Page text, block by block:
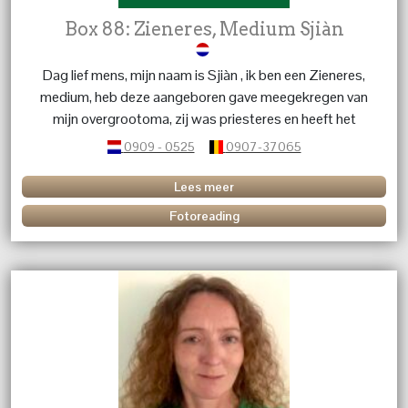
Box 88: Zieneres, Medium Sjiàn
Dag lief mens, mijn naam is Sjiàn , ik ben een Zieneres,
medium, heb deze aangeboren gave meegekregen van
mijn overgrootoma, zij was priesteres en heeft het
stokje doorgeven in de familie ,, ik ben al mijn hele leven
mogen begeleiden bij hun processen , reis in het leven.
Geen vraag is mij te gek, ik kom snel tot de kern daar
waar ik moet zijn, met sterke tijdsaanduidingen. Ik doe
het met alle liefde en bezorgdheid zodat u snel weer
verder kan.
0909 - 0525 0907-37065
Lees meer
Fotoreading